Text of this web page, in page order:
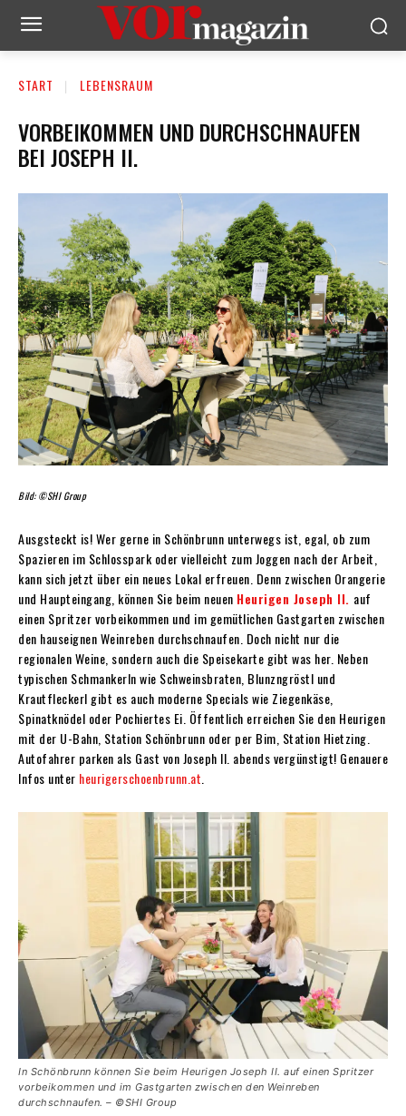
START LEBENSRAUM
VORBEIKOMMEN UND DURCHSCHNAUFEN
BEI JOSEPH II.
Bild: ©SHI Group
Ausgsteckt is! Wer gerne in Schönbrunn unterwegs ist, egal, ob zum
Spazieren im Schlosspark oder vielleicht zum Joggen nach der Arbeit,
kann sich jetzt über ein neues Lokal erfreuen. Denn zwischen Orangerie
und Haupteingang, können Sie beim neuen Heurigen Joseph II. auf
einen Spritzer vorbeikommen und im gemütlichen Gastgarten zwischen
den hauseignen Weinreben durchschnaufen. Doch nicht nur die
regionalen Weine, sondern auch die Speisekarte gibt was her. Neben
typischen Schmankerln wie Schweinsbraten, Blunzngröstl und
Krautfleckerl gibt es auch moderne Specials wie Ziegenkäse,
Spinatknödel oder Pochiertes Ei. Öffentlich erreichen Sie den Heurigen
mit der U-Bahn, Station Schönbrunn oder per Bim, Station Hietzing.
Autofahrer parken als Gast von Joseph II. abends vergünstigt! Genauere
Infos unter heurigerschoenbrunn.at
In Schönbrunn können Sie beim Heurigen Joseph II. auf einen Spritzer
vorbeikommen und im Gastgarten zwischen den Weinreben
durchschnaufen. – ©SHI Group